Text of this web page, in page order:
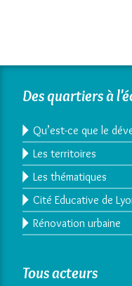
Des quartiers à
Qu’est-ce que le
Les territoires
Les thématiques
Cité Educative de
Rénovation urbaine
Tous acteurs